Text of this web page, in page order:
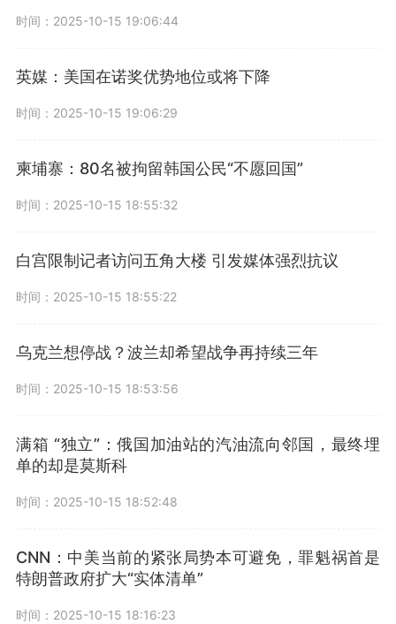
时间：2025-10-15 19:06:44
英媒：美国在诺奖优势地位或将下降
时间：2025-10-15 19:06:29
柬埔寨：80名被拘留韩国公民“不愿回国”
时间：2025-10-15 18:55:32
白宫限制记者访问五角大楼 引发媒体强烈抗议
时间：2025-10-15 18:55:22
乌克兰想停战？波兰却希望战争再持续三年
时间：2025-10-15 18:53:56
满箱 “独立”：俄国加油站的汽油流向邻国，最终埋
单的却是莫斯科
时间：2025-10-15 18:52:48
CNN：中美当前的紧张局势本可避免，罪魁祸首是
特朗普政府扩大“实体清单”
时间：2025-10-15 18:16:23